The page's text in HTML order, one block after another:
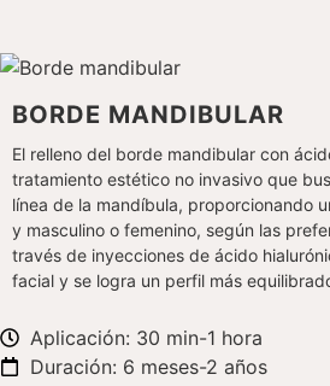
BORDE MANDIBULAR
El relleno del borde mandibular con
tratamiento estético no invasivo que
línea de la mandíbula, proporcionando
y masculino o femenino, según las
través de inyecciones de ácido
facial y se logra un perfil más
Aplicación: 30 min-1 hora
Duración: 6 meses-2 años